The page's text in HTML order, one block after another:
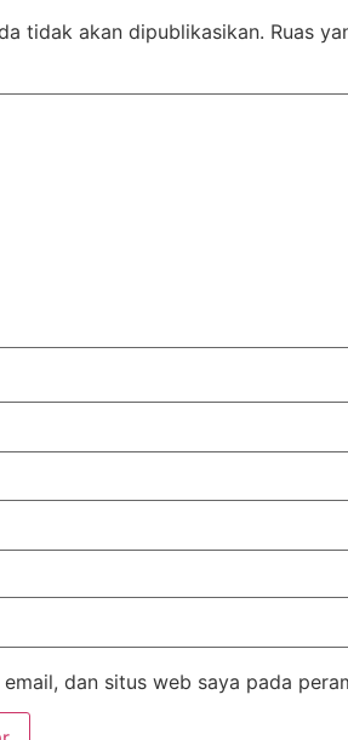
tidak akan dipublikasikan. Ruas
email, dan situs web saya pada